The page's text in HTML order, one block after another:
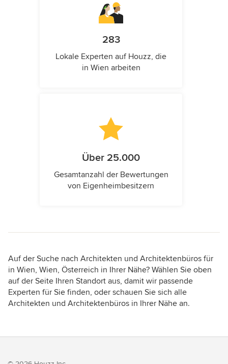
283
Lokale Experten auf Houzz, die
in Wien arbeiten
Über 25.000
Gesamtanzahl der Bewertungen
von Eigenheimbesitzern
Auf der Suche nach Architekten und Architektenbüros für
in Wien, Wien, Österreich in Ihrer Nähe? Wählen Sie oben
auf der Seite Ihren Standort aus, damit wir passende
Experten für Sie finden, oder schauen Sie sich alle
Architekten und Architektenbüros in Ihrer Nähe an.